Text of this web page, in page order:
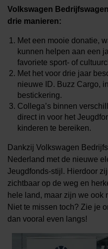
Volkswagen
drie manieren:
Met een mooie donatie,
kunnen helpen aan een
favoriete sport- of
Met het voor drie jaar
nieuwe ID. Buzz Cargo,
bestickering.
Collega’s binnen
direct in voor het
kinderen te bereiken.
Dankzij Volkswagen
Nederland met de nieuwe
Jeugdfonds-stijl. Hierdoor
zichtbaar op de weg en
hele land, maar zijn we ook
Niet te missen toch? Zie je
dan vooral even langs!